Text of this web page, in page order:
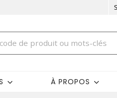
À PROPOS